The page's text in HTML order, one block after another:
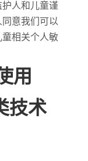
人和儿童谨
意我们可以
相关个人敏
用
技术